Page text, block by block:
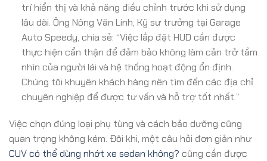
trí hiển thị và khả năng điều chỉnh trước khi sử dụng
lâu dài. Ông Nông Văn Linh, Kỹ sư trưởng tại Garage
Auto Speedy, chia sẻ: “Việc lắp đặt HUD cần được
thực hiện cẩn thận để đảm bảo không làm cản trở tầm
nhìn của người lái và hệ thống hoạt động ổn định.
Chúng tôi khuyên khách hàng nên tìm đến các địa chỉ
chuyên nghiệp để được tư vấn và hỗ trợ tốt nhất.”
Việc chọn đúng loại phụ tùng và cách bảo dưỡng cũng
quan trọng không kém. Đôi khi, một câu hỏi đơn giản như
CUV có thể dùng nhớt xe sedan không? cũng cần được